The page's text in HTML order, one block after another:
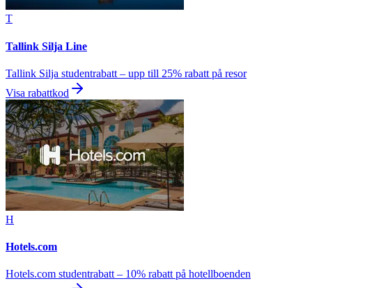
T
Tallink Silja Line
Tallink Silja studentrabatt – upp till 25% rabatt på resor
Visa rabattkod
H
Hotels.com
Hotels.com studentrabatt – 10% rabatt på hotellboenden